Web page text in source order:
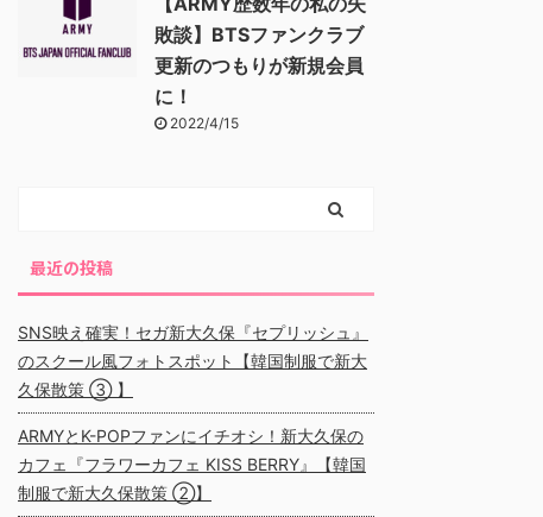
敗談】BTSファンクラブ
更新のつもりが新規会員
に！
2022/4/15
最近の投稿
SNS映え確実！セガ新大久保『セプリッシュ』
のスクール風フォトスポット【韓国制服で新大
久保散策 ③ 】
ARMYとK-POPファンにイチオシ！新大久保の
カフェ『フラワーカフェ KISS BERRY』【韓国
制服で新大久保散策 ②】